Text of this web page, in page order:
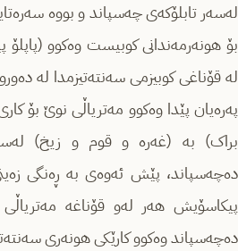
لەسەر تابلۆکەی چەسپاند و بووە
بۆ هونەرمەندانی کوبیست وەکوو (پاپلۆ
پەرەیان پێدا وەکوو مەتریاڵی نوێ بۆ
براک) بە (غەرە و قوم و زیخ)
دەچەسپاند، پێش ئەوەی بە ڕەنگی
پیکاسۆیش هەر لەو قۆناغە
دەچەسپاند وەکوو کارێکی هونەری